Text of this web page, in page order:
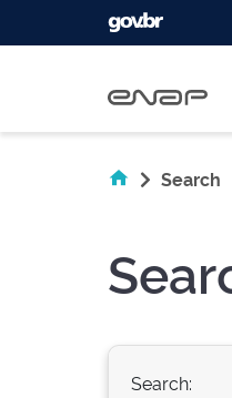
Search
Search: